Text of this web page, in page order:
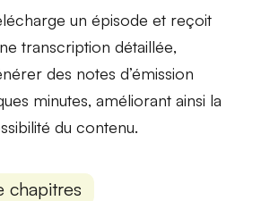
un épisode et reçoit
transcription détaillée,
des notes d’émission
minutes, améliorant ainsi la
du contenu.
chapitres